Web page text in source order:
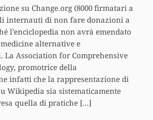
su Change.org (8000 firmatari a
internauti di non fare donazioni a
l’enciclopedia non avrà emendato
alternative e
La Association for Comprehensive
promotrice della
infatti che la rappresentazione di
Wikipedia sia sistematicamente
quella di pratiche […]